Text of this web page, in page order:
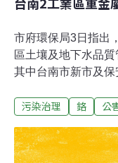
市府環保局3日指出
區土壤及地下水品
其中台南市新市及
下水中的總酚超過
周遭1公里內的魚塭
工業區污染未擴散
污染治理 鉻 公